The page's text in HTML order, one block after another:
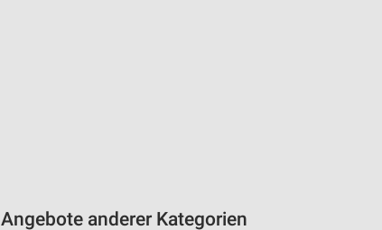
Angebote anderer Kategorien